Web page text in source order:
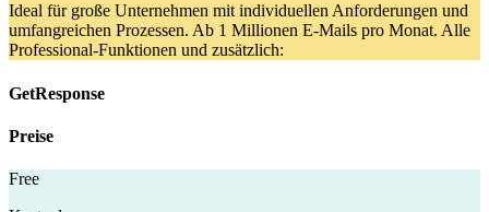
Ideal für große Unternehmen mit individuellen Anforderungen und
umfangreichen Prozessen. Ab 1 Millionen E-Mails pro Monat. Alle
Professional-Funktionen und zusätzlich:
GetResponse
Preise
Free